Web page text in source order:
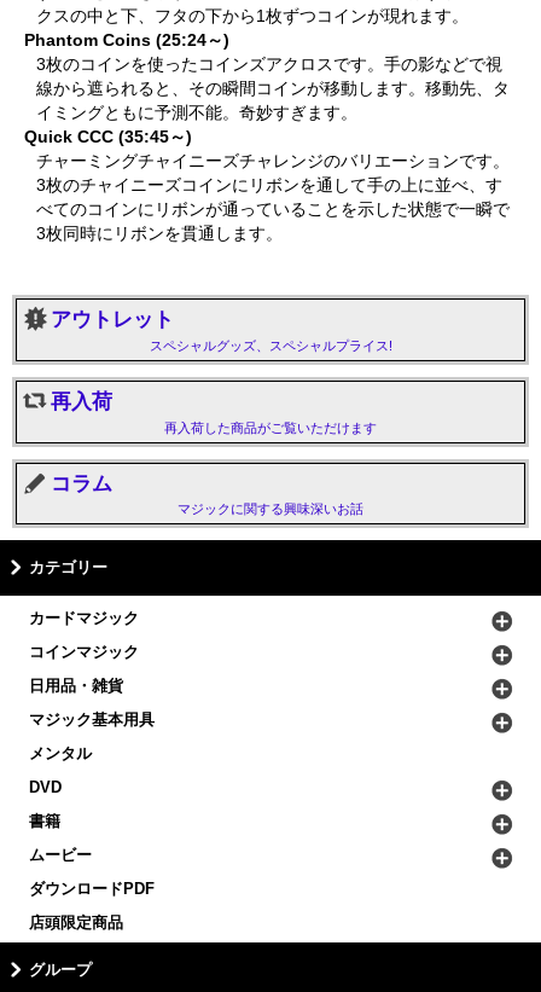
クスの中と下、フタの下から1枚ずつコインが現れます。
Phantom Coins (25:24～)
3枚のコインを使ったコインズアクロスです。手の影などで視
線から遮られると、その瞬間コインが移動します。移動先、タ
イミングともに予測不能。奇妙すぎます。
Quick CCC (35:45～)
チャーミングチャイニーズチャレンジのバリエーションです。
3枚のチャイニーズコインにリボンを通して手の上に並べ、す
べてのコインにリボンが通っていることを示した状態で一瞬で
3枚同時にリボンを貫通します。
アウトレット
スペシャルグッズ、スペシャルプライス!
再入荷
再入荷した商品がご覧いただけます
コラム
マジックに関する興味深いお話
カテゴリー
カードマジック
コインマジック
日用品・雑貨
マジック基本用具
メンタル
DVD
書籍
ムービー
ダウンロードPDF
店頭限定商品
グループ